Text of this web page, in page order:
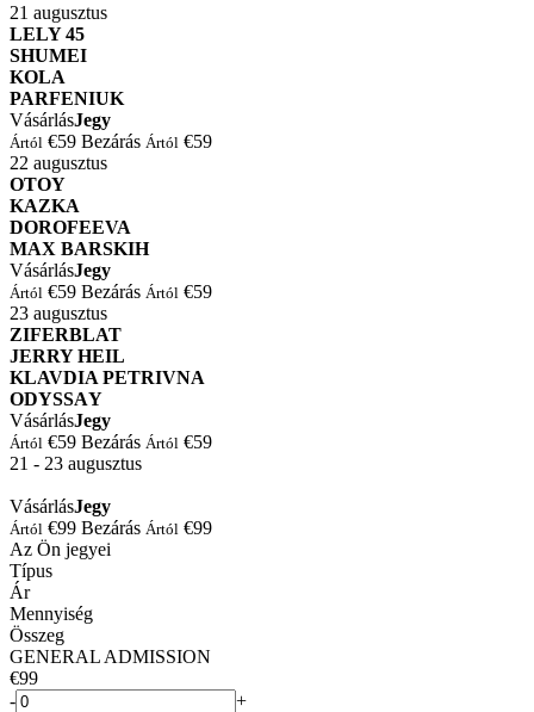
21 augusztus
⁠⁠LELY 45
⁠SHUMEI
⁠KOLA
⁠⁠PARFENIUK
VásárlásJegy
Ártól €59 Bezárás Ártól €59
22 augusztus
OTOY
KAZKA
DOROFEEVA
MAX BARSKIH
VásárlásJegy
Ártól €59 Bezárás Ártól €59
23 augusztus
⁠ZIFERBLAT
⁠JERRY HEIL
⁠⁠KLAVDIA PETRIVNA
⁠ODYSSАY
VásárlásJegy
Ártól €59 Bezárás Ártól €59
21 - 23 augusztus
VásárlásJegy
Ártól €99 Bezárás Ártól €99
Az Ön jegyei
Típus
Ár
Mennyiség
Összeg
GENERAL ADMISSION
€99
-
+